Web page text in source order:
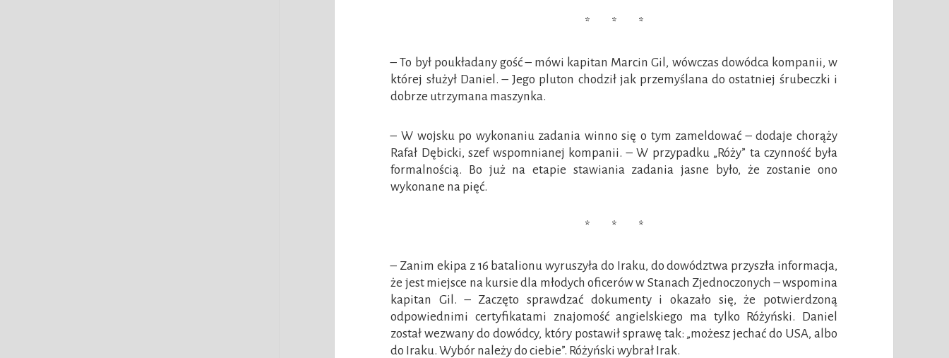
* * *
– To był poukładany gość – mówi kapitan Marcin Gil, wówczas dowódca kompanii, w
której służył Daniel. – Jego pluton chodził jak przemyślana do ostatniej śrubeczki i
dobrze utrzymana maszynka.
– W wojsku po wykonaniu zadania winno się o tym zameldować – dodaje chorąży
Rafał Dębicki, szef wspomnianej kompanii. – W przypadku „Róży” ta czynność była
formalnością. Bo już na etapie stawiania zadania jasne było, że zostanie ono
wykonane na pięć.
* * *
– Zanim ekipa z 16 batalionu wyruszyła do Iraku, do dowództwa przyszła informacja,
że jest miejsce na kursie dla młodych oficerów w Stanach Zjednoczonych – wspomina
kapitan Gil. – Zaczęto sprawdzać dokumenty i okazało się, że potwierdzoną
odpowiednimi certyfikatami znajomość angielskiego ma tylko Różyński. Daniel
został wezwany do dowódcy, który postawił sprawę tak: „możesz jechać do USA, albo
do Iraku. Wybór należy do ciebie”. Różyński wybrał Irak.